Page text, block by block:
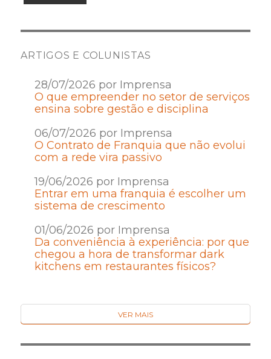
ARTIGOS E COLUNISTAS
28/07/2026 por Imprensa
O que empreender no setor de serviços
ensina sobre gestão e disciplina
06/07/2026 por Imprensa
O Contrato de Franquia que não evolui
com a rede vira passivo
19/06/2026 por Imprensa
Entrar em uma franquia é escolher um
sistema de crescimento
01/06/2026 por Imprensa
Da conveniência à experiência: por que
chegou a hora de transformar dark
kitchens em restaurantes físicos?
VER MAIS